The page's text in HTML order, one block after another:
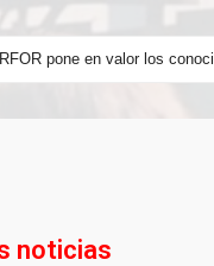
noticias